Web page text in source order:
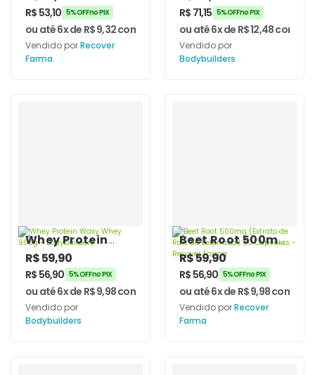
100g – Recover
Farma
R$ 53,10 5% OFF no PIX
ou até 6x de R$9,32com juros
Vendido porRecover
Farma
3kg –
Bodybuilders
R$ 71,15 5% OFF no PIX
ou até 6x de R$12,48com
Vendido por
Bodybuilders
Whey Protein
Waxy Whey 900g
– Bodybuilders
R$59,90
R$ 56,90 5% OFF no PIX
ou até 6x de R$9,98com juros
Vendido por
Bodybuilders
Beet Root 500mg
(Extrato de Raiz
de Beterraba) 60
Cápsulas –
Recover Farma
R$59,90
R$ 56,90 5% OFF no PIX
ou até 6x de R$9,98com
Vendido porRecover
Farma